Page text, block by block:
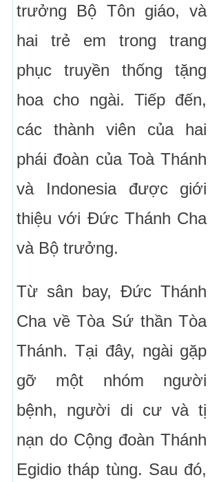
trưởng Bộ Tôn giáo, và
hai trẻ em trong trang
phục truyền thống tặng
hoa cho ngài. Tiếp đến,
các thành viên của hai
phái đoàn của Toà Thánh
và Indonesia được giới
thiệu với Đức Thánh Cha
và Bộ trưởng.
Từ sân bay, Đức Thánh
Cha về Tòa Sứ thần Tòa
Thánh. Tại đây, ngài gặp
gỡ một nhóm người
bệnh, người di cư và tị
nạn do Cộng đoàn Thánh
Egidio tháp tùng. Sau đó,